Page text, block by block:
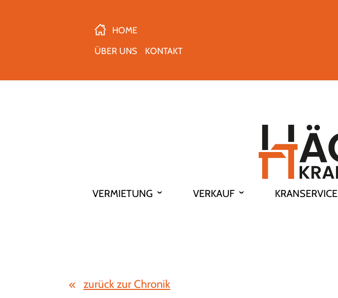
HOME
ÜBER UNS
KONTAKT
VERMIETUNG VERKAUF KRANSERVICE
zurück zur Chronik